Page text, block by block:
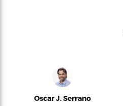
Oscar J. Serrano